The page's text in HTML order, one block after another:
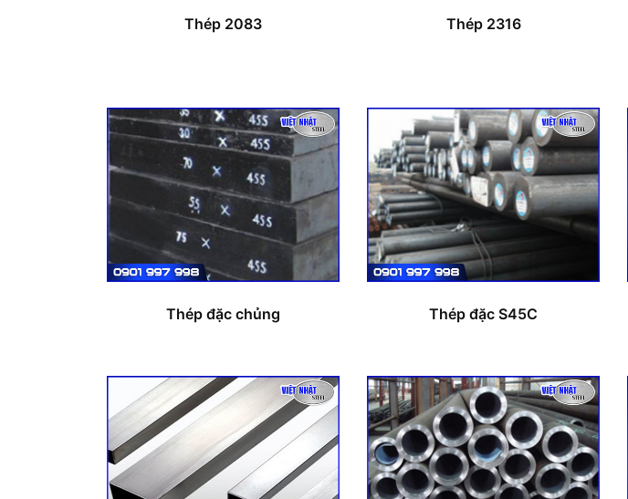
Thép 2083 Thép 2316
Thép đặc chủng Thép đặc S45C